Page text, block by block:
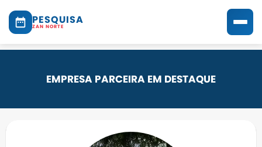
PESQUISA
ZAN NORTE
EMPRESA PARCEIRA EM DESTAQUE